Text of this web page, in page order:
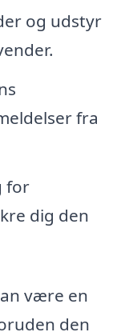
og udstyr
fra
for
dig den
være en
den